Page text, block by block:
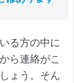
る方の中に
ら連絡がこ
ょう。そん